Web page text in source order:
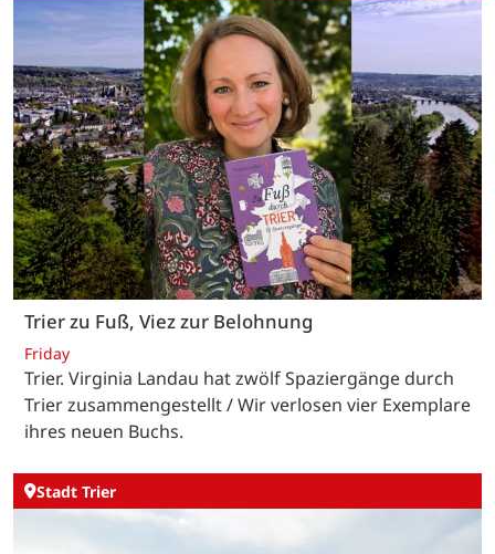
Trier zu Fuß, Viez zur Belohnung
Friday
Trier. Virginia Landau hat zwölf Spaziergänge durch
Trier zusammengestellt / Wir verlosen vier Exemplare
ihres neuen Buchs.
Stadt Trier